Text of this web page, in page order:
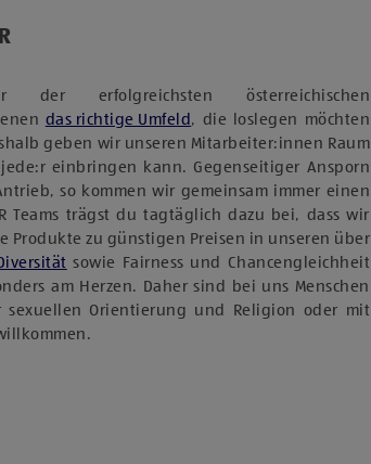
erfolgreichsten österreichischen
das richtige Umfeld , die loslegen möchten
geben wir unseren Mitarbeiter:innen Raum
einbringen kann. Gegenseitiger Ansporn
so kommen wir gemeinsam immer einen
Teams trägst du tagtäglich dazu bei, dass wir
Produkte zu günstigen Preisen in unseren über
sowie Fairness und Chancengleichheit
am Herzen. Daher sind bei uns Menschen
sexuellen Orientierung und Religion oder mit